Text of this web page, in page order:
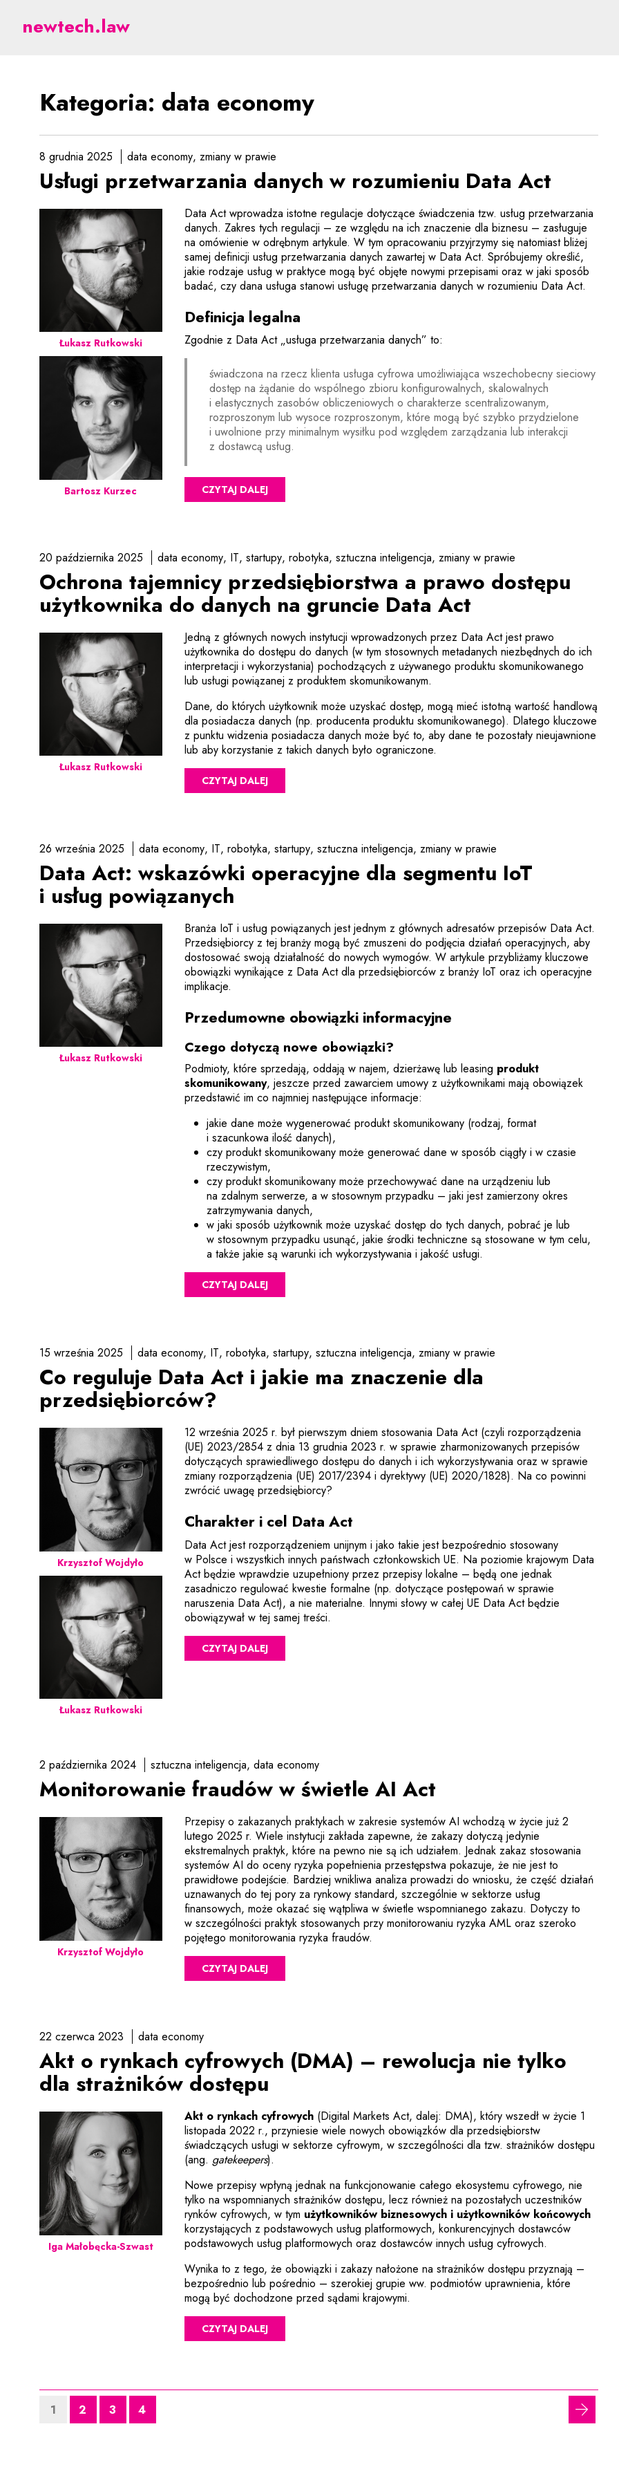
data economy - prawne aspekty nowych
newtech.law
Kategoria: data economy
8 grudnia 2025 data economy zmiany w prawie
Usługi przetwarzania danych w rozumieniu Data Act
Data Act wprowadza istotne regulacje dotyczące świadczenia tzw. usług przetwarzania
danych. Zakres tych regulacji – ze względu na ich znaczenie dla biznesu – zasługuje
na omówienie w odrębnym artykule. W tym opracowaniu przyjrzymy się natomiast bliżej
samej definicji usług przetwarzania danych zawartej w Data Act. Spróbujemy określić,
jakie rodzaje usług w praktyce mogą być objęte nowymi przepisami oraz w jaki sposób
badać, czy dana usługa stanowi usługę przetwarzania danych w rozumieniu Data Act.
Definicja legalna
Zgodnie z Data Act „usługa przetwarzania danych” to:
świadczona na rzecz klienta usługa cyfrowa umożliwiająca wszechobecny sieciowy
dostęp na żądanie do wspólnego zbioru konfigurowalnych, skalowalnych
i elastycznych zasobów obliczeniowych o charakterze scentralizowanym,
rozproszonym lub wysoce rozproszonym, które mogą być szybko przydzielone
i uwolnione przy minimalnym wysiłku pod względem zarządzania lub interakcji
z dostawcą usług.
CZYTAJ DALEJ
Łukasz Rutkowski
Bartosz Kurzec
20 października 2025 data economy IT startupy robotyka sztuczna inteligencja zmiany w prawie
Ochrona tajemnicy przedsiębiorstwa a prawo dostępu
użytkownika do danych na gruncie Data Act
Jedną z głównych nowych instytucji wprowadzonych przez Data Act jest prawo
użytkownika do dostępu do danych (w tym stosownych metadanych niezbędnych do ich
interpretacji i wykorzystania) pochodzących z używanego produktu skomunikowanego
lub usługi powiązanej z produktem skomunikowanym.
Dane, do których użytkownik może uzyskać dostęp, mogą mieć istotną wartość handlową
dla posiadacza danych (np. producenta produktu skomunikowanego). Dlatego kluczowe
z punktu widzenia posiadacza danych może być to, aby dane te pozostały nieujawnione
lub aby korzystanie z takich danych było ograniczone.
CZYTAJ DALEJ
Łukasz Rutkowski
26 września 2025 data economy IT robotyka startupy sztuczna inteligencja zmiany w prawie
Data Act: wskazówki operacyjne dla segmentu IoT
i usług powiązanych
Branża IoT i usług powiązanych jest jednym z głównych adresatów przepisów Data Act.
Przedsiębiorcy z tej branży mogą być zmuszeni do podjęcia działań operacyjnych, aby
dostosować swoją działalność do nowych wymogów. W artykule przybliżamy kluczowe
obowiązki wynikające z Data Act dla przedsiębiorców z branży IoT oraz ich operacyjne
implikacje.
Przedumowne obowiązki informacyjne
Czego dotyczą nowe obowiązki?
Podmioty, które sprzedają, oddają w najem, dzierżawę lub leasing produkt
skomunikowany, jeszcze przed zawarciem umowy z użytkownikami mają obowiązek
przedstawić im co najmniej następujące informacje:
jakie dane może wygenerować produkt skomunikowany (rodzaj, format
i szacunkowa ilość danych),
czy produkt skomunikowany może generować dane w sposób ciągły i w czasie
rzeczywistym,
czy produkt skomunikowany może przechowywać dane na urządzeniu lub
na zdalnym serwerze, a w stosownym przypadku – jaki jest zamierzony okres
zatrzymywania danych,
w jaki sposób użytkownik może uzyskać dostęp do tych danych, pobrać je lub
w stosownym przypadku usunąć, jakie środki techniczne są stosowane w tym celu,
a także jakie są warunki ich wykorzystywania i jakość usługi.
CZYTAJ DALEJ
Łukasz Rutkowski
15 września 2025 data economy IT robotyka startupy sztuczna inteligencja zmiany w prawie
Co reguluje Data Act i jakie ma znaczenie dla
przedsiębiorców?
12 września 2025 r. był pierwszym dniem stosowania Data Act (czyli rozporządzenia
(UE) 2023/2854 z dnia 13 grudnia 2023 r. w sprawie zharmonizowanych przepisów
dotyczących sprawiedliwego dostępu do danych i ich wykorzystywania oraz w sprawie
zmiany rozporządzenia (UE) 2017/2394 i dyrektywy (UE) 2020/1828). Na co powinni
zwrócić uwagę przedsiębiorcy?
Charakter i cel Data Act
Data Act jest rozporządzeniem unijnym i jako takie jest bezpośrednio stosowany
w Polsce i wszystkich innych państwach członkowskich UE. Na poziomie krajowym Data
Act będzie wprawdzie uzupełniony przez przepisy lokalne – będą one jednak
zasadniczo regulować kwestie formalne (np. dotyczące postępowań w sprawie
naruszenia Data Act), a nie materialne. Innymi słowy w całej UE Data Act będzie
obowiązywał w tej samej treści.
CZYTAJ DALEJ
Krzysztof Wojdyło
Łukasz Rutkowski
2 października 2024 sztuczna inteligencja data economy
Monitorowanie fraudów w świetle AI Act
Przepisy o zakazanych praktykach w zakresie systemów AI wchodzą w życie już 2
lutego 2025 r. Wiele instytucji zakłada zapewne, że zakazy dotyczą jedynie
ekstremalnych praktyk, które na pewno nie są ich udziałem. Jednak zakaz stosowania
systemów AI do oceny ryzyka popełnienia przestępstwa pokazuje, że nie jest to
prawidłowe podejście. Bardziej wnikliwa analiza prowadzi do wniosku, że część działań
uznawanych do tej pory za rynkowy standard, szczególnie w sektorze usług
finansowych, może okazać się wątpliwa w świetle wspomnianego zakazu. Dotyczy to
w szczególności praktyk stosowanych przy monitorowaniu ryzyka AML oraz szeroko
pojętego monitorowania ryzyka fraudów.
CZYTAJ DALEJ
Krzysztof Wojdyło
22 czerwca 2023 data economy
Akt o rynkach cyfrowych (DMA) – rewolucja nie tylko
dla strażników dostępu
Akt o rynkach cyfrowychUwaga, link zostanie otwarty w nowym oknie
(Digital Markets Act, dalej: DMA), który wszedł w życie 1
listopada 2022 r., przyniesie wiele nowych obowiązków dla przedsiębiorstw
świadczących usługi w sektorze cyfrowym, w szczególności dla tzw. strażników dostępu
(ang.gatekeepers).
Nowe przepisy wpłyną jednak na funkcjonowanie całego ekosystemu cyfrowego, nie
tylko na wspomnianych strażników dostępu, lecz również na pozostałych uczestników
rynków cyfrowych, w tym użytkowników biznesowych i użytkowników końcowych
korzystających z podstawowych usług platformowych, konkurencyjnych dostawców
podstawowych usług platformowych oraz dostawców innych usług cyfrowych.
Wynika to z tego, że obowiązki i zakazy nałożone na strażników dostępu przyznają –
bezpośrednio lub pośrednio – szerokiej grupie ww. podmiotów uprawnienia, które
mogą być dochodzone przed sądami krajowymi.
CZYTAJ DALEJ
Iga Małobęcka-Szwast
1 2 3 4